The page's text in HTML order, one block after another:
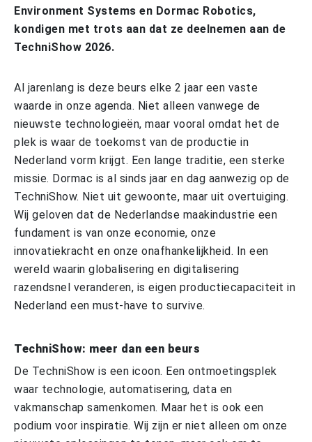
Environment Systems en Dormac Robotics,
kondigen met trots aan dat ze deelnemen aan de
TechniShow 2026.
Al jarenlang is deze beurs elke 2 jaar een vaste
waarde in onze agenda. Niet alleen vanwege de
nieuwste technologieën, maar vooral omdat het de
plek is waar de toekomst van de productie in
Nederland vorm krijgt. Een lange traditie, een sterke
missie. Dormac is al sinds jaar en dag aanwezig op de
TechniShow. Niet uit gewoonte, maar uit overtuiging.
Wij geloven dat de Nederlandse maakindustrie een
fundament is van onze economie, onze
innovatiekracht en onze onafhankelijkheid. In een
wereld waarin globalisering en digitalisering
razendsnel veranderen, is eigen productiecapaciteit in
Nederland een must-have to survive.
TechniShow: meer dan een beurs
De TechniShow is een icoon. Een ontmoetingsplek
waar technologie, automatisering, data en
vakmanschap samenkomen. Maar het is ook een
podium voor inspiratie. Wij zijn er niet alleen om onze